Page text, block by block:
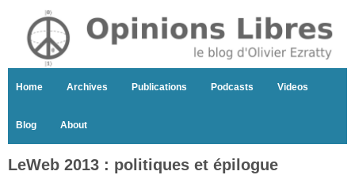
Home Archives Publications Podcasts Videos
Blog About
LeWeb 2013 : politiques et épilogue